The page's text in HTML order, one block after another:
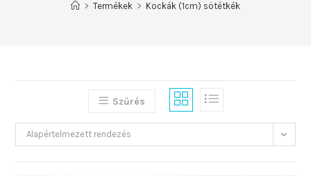
> Termékek > Kockák (1cm) sötétkék
Szűrés
Alapértelmezett rendezés